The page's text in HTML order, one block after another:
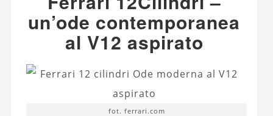
un’ode contemporanea
al V12 aspirato
fot. ferrari.com